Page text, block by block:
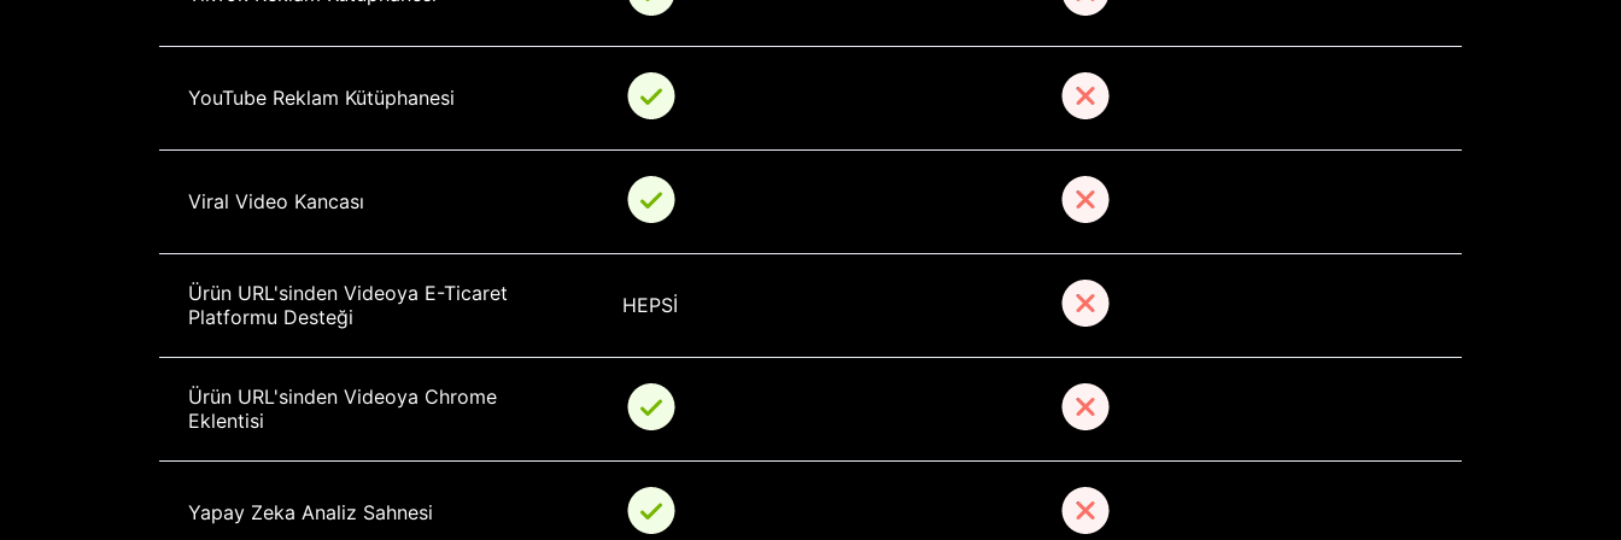
YouTube Reklam Kütüphanesi
Viral Video Kancası
Ürün URL'sinden Videoya E-Ticaret
Platformu Desteği
HEPSİ
Ürün URL'sinden Videoya Chrome
Eklentisi
Yapay Zeka Analiz Sahnesi